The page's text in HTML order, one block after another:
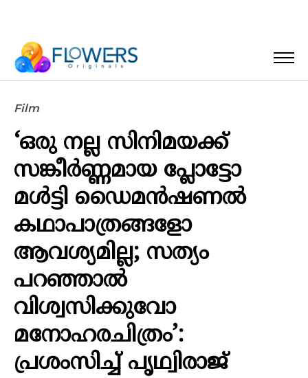
Film
‘ഒരു നല്ല സിനിമയക്ക്
സങ്കീര്‍ണ്ണമായ പ്ലോട്ടോ
മള്‍ട്ടി ഡൈമന്‍ഷണല്‍
കഥാപാത്രങ്ങളോ
ആവശ്യമില്ല; സത്യം
പറഞ്ഞാല്‍
വിശ്വസിക്കുവോ
മനോഹരചിത്രം’:
പ്രശംസിച്ച് പൃഥ്വിരാജ്